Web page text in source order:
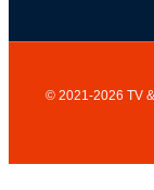
© 2021-2026 TV